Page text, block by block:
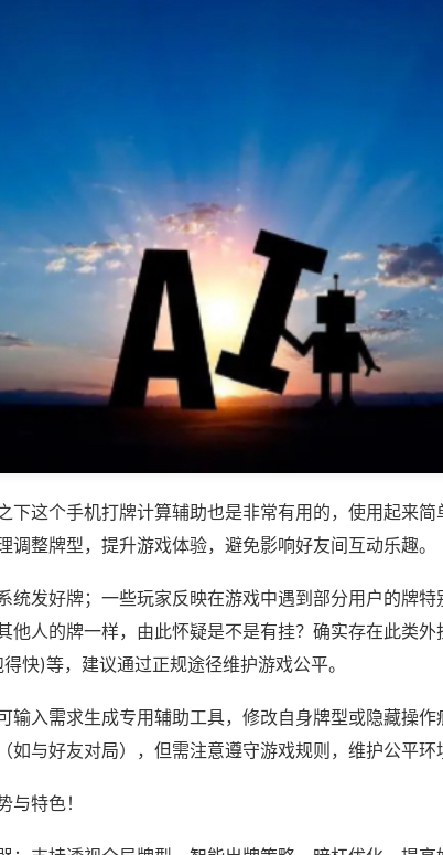
下这个手机打牌计算辅助也是非常有用的，使用起来
调整牌型，提升游戏体验，避免影响好友间互动乐趣。
统发好牌；一些玩家反映在游戏中遇到部分用户的牌
他人的牌一样，由此怀疑是不是有挂？确实存在此类
快)等，建议通过正规途径维护游戏公平。
输入需求生成专用辅助工具，修改自身牌型或隐藏操作
如与好友对局），但需注意遵守游戏规则，维护公平环
与特色！